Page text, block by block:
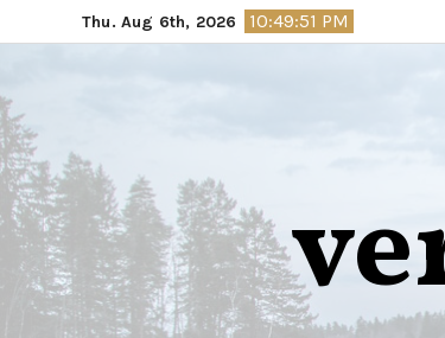
to
Thu. Aug 6th, 2026 10:49:52 PM